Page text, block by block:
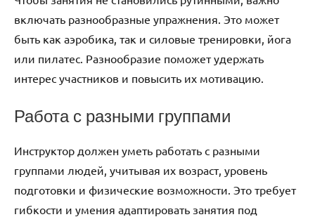
включать разнообразные упражнения. Это может
быть как аэробика, так и силовые тренировки, йога
или пилатес. Разнообразие поможет удержать
интерес участников и повысить их мотивацию.
Работа с разными группами
Инструктор должен уметь работать с разными
группами людей, учитывая их возраст, уровень
подготовки и физические возможности. Это требует
гибкости и умения адаптировать занятия под